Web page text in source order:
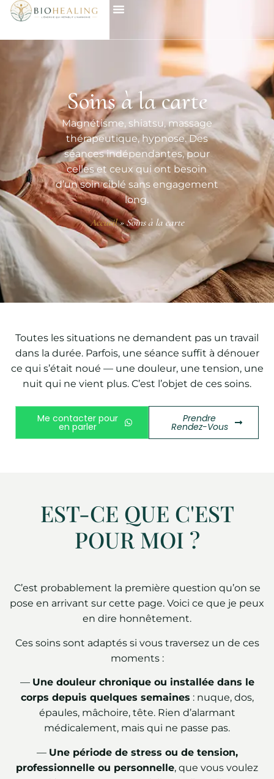
Soins à la carte
Magnétisme, shiatsu, massage
thérapeutique, hypnose. Des
séances indépendantes, pour
celles et ceux qui ont besoin
d’un soin ciblé sans engagement
long.
Accueil»Soins à la carte
Toutes les situations ne demandent pas un travail
dans la durée. Parfois, une séance suffit à dénouer
ce qui s’était noué — une douleur, une tension, une
nuit qui ne vient plus. C’est l’objet de ces soins.
Me contacter pour
en parler
Prendre
Rendez-Vous
EST-CE QUE C'EST
POUR MOI ?
C’est probablement la première question qu’on se
pose en arrivant sur cette page. Voici ce que je peux
en dire honnêtement.
Ces soins sont adaptés si vous traversez un de ces
moments :
— Une douleur chronique ou installée dans le
corps depuis quelques semaines : nuque, dos,
épaules, mâchoire, tête. Rien d’alarmant
médicalement, mais qui ne passe pas.
— Une période de stress ou de tension,
professionnelle ou personnelle, que vous voulez